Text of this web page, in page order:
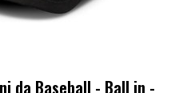
da Baseball - Ball in -